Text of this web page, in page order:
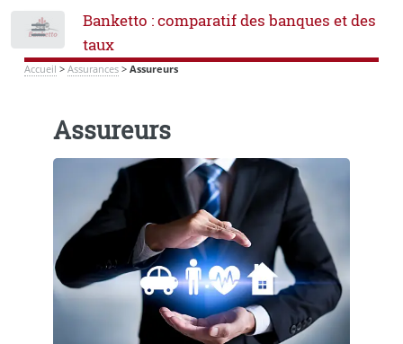
Banketto : comparatif des banques et des
taux
Accueil > Assurances> Assureurs
Assureurs